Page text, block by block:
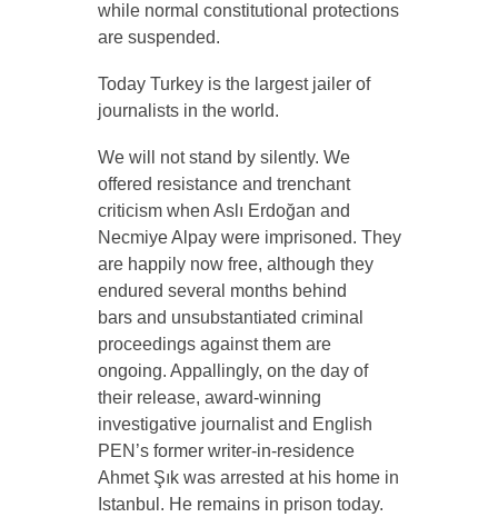
while normal constitutional protections
are suspended.
Today Turkey is the largest jailer of
journalists in the world.
We will not stand by silently. We
offered resistance and trenchant
criticism when Aslı Erdoğan and
Necmiye Alpay were imprisoned. They
are happily now free, although they
endured several months behind
bars and unsubstantiated criminal
proceedings against them are
ongoing. Appallingly, on the day of
their release, award-winning
investigative journalist and English
PEN’s former writer-in-residence
Ahmet Şık was arrested at his home in
Istanbul. He remains in prison today.